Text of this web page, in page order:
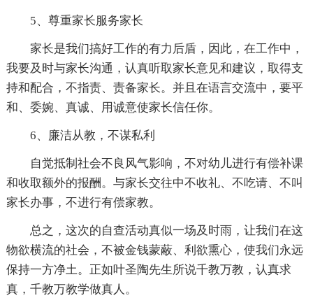
5、尊重家长服务家长
家长是我们搞好工作的有力后盾，因此，在工作中，
我要及时与家长沟通，认真听取家长意见和建议，取得支
持和配合，不指责、责备家长。并且在语言交流中，要平
和、委婉、真诚、用诚意使家长信任你。
6、廉洁从教，不谋私利
自觉抵制社会不良风气影响，不对幼儿进行有偿补课
和收取额外的报酬。与家长交往中不收礼、不吃请、不叫
家长办事，不进行有偿家教。
总之，这次的自查活动真似一场及时雨，让我们在这
物欲横流的社会，不被金钱蒙蔽、利欲熏心，使我们永远
保持一方净土。正如叶圣陶先生所说千教万教，认真求
真，千教万教学做真人。